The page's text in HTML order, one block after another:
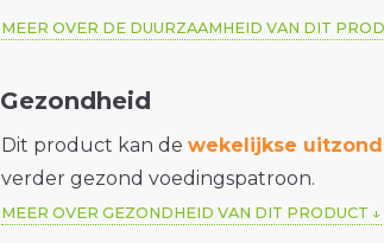
MEER OVER DE DUURZAAMHEID VAN DIT
Gezondheid
Dit product kan dewekelijkse
verder gezond voedingspatroon.
MEER OVER GEZONDHEID VAN DIT PRODUCT